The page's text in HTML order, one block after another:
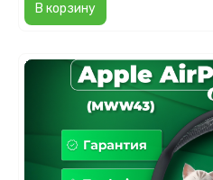
В корзину